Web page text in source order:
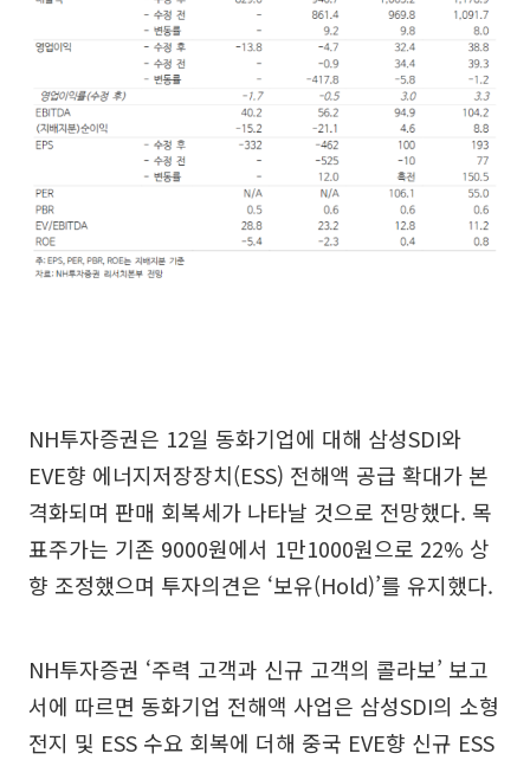
NH투자증권은 12일 동화기업에 대해 삼성SDI와
EVE향 에너지저장장치(ESS) 전해액 공급 확대가 본
격화되며 판매 회복세가 나타날 것으로 전망했다. 목
표주가는 기존 9000원에서 1만1000원으로 22% 상
향 조정했으며 투자의견은 ‘보유(Hold)’를 유지했다.
NH투자증권 ‘주력 고객과 신규 고객의 콜라보’ 보고
서에 따르면 동화기업 전해액 사업은 삼성SDI의 소형
전지 및 ESS 수요 회복에 더해 중국 EVE향 신규 ESS